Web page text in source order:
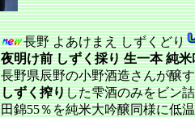
長野 よあけまえ しずくどり
夜明け前 しずく採り 生一本 純米
長野県辰野の小野酒造さんが醸
しずく搾りした雫酒のみをビン
田錦55％を純米大吟醸同様に低